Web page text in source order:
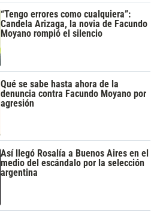
“Tengo errores como cualquiera”:
Candela Arizaga, la novia de Facundo
Moyano rompió el silencio
Qué se sabe hasta ahora de la
denuncia contra Facundo Moyano por
agresión
Así llegó Rosalía a Buenos Aires en el
medio del escándalo por la selección
argentina